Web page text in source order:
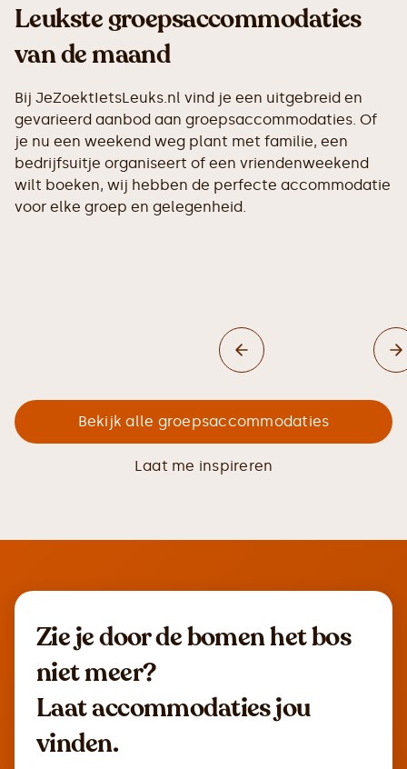
Leukste groepsaccommodaties
van de maand
Bij JeZoektIetsLeuks.nl vind je een uitgebreid en
gevarieerd aanbod aan groepsaccommodaties. Of
je nu een weekend weg plant met familie, een
bedrijfsuitje organiseert of een vriendenweekend
wilt boeken, wij hebben de perfecte accommodatie
voor elke groep en gelegenheid.
Bekijk alle groepsaccommodaties
Laat me inspireren
Zie je door de bomen het bos
niet meer?
Laat accommodaties jou
vinden.